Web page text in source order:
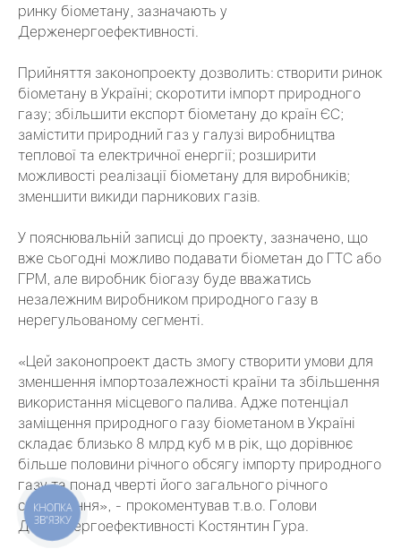
ринку біометану, зазначають у
Держенергоефективності.
Прийняття законопроекту дозволить: створити ринок
біометану в Україні; скоротити імпорт природного
газу; збільшити експорт біометану до країн ЄС;
замістити природний газ у галузі виробництва
теплової та електричної енергії; розширити
можливості реалізації біометану для виробників;
зменшити викиди парникових газів.
У пояснювальній записці до проекту, зазначено, що
вже сьогодні можливо подавати біометан до ГТС або
ГРМ, але виробник біогазу буде вважатись
незалежним виробником природного газу в
нерегульованому сегменті.
«Цей законопроект дасть змогу створити умови для
зменшення імпортозалежності країни та збільшення
використання місцевого палива. Адже потенціал
заміщення природного газу біометаном в Україні
складає близько 8 млрд куб м в рік, що дорівнює
більше половини річного обсягу імпорту природного
газу та понад чверті його загального річного
споживання», - прокоментував т.в.о. Голови
Держенергоефективності Костянтин Гура.
КНОПКА
ЗВ'ЯЗКУ